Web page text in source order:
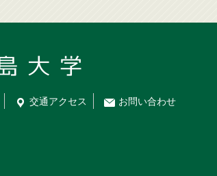
交通アクセス お問い合わせ